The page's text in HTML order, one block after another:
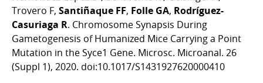
Trovero F, Santiñaque FF, Folle GA, Rodríguez-
Casuriaga R. Chromosome Synapsis During
Gametogenesis of Humanized Mice Carrying a Point
Mutation in the Syce1 Gene. Microsc. Microanal. 26
(Suppl 1), 2020. doi:10.1017/S1431927620000410